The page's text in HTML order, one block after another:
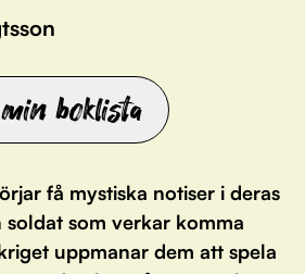
boklista
få mystiska notiser i deras
som verkar komma
uppmanar dem att spela